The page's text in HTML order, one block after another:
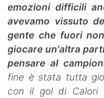
emozioni difficili
avevamo vissuto
gente che fuori
giocare un'altra
pensare al
fine è stata tutta
con il gol di Calori